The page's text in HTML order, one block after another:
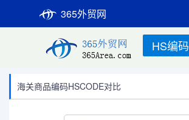
365外贸网
HS编码
海关商品编码HSCODE对比